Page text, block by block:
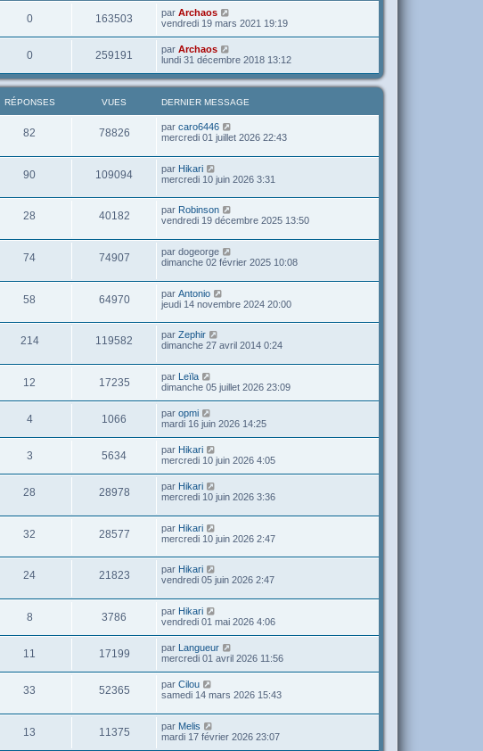
0 163503 par Archaos
vendredi 19 mars 2021 19:19
0 259191 par Archaos
lundi 31 décembre 2018 13:12
RÉPONSES VUES DERNIER MESSAGE
82 78826 par caro6446
mercredi 01 juillet 2026 22:43
90 109094 par Hikari
mercredi 10 juin 2026 3:31
28 40182 par Robinson
vendredi 19 décembre 2025 13:50
74 74907 par dogeorge
dimanche 02 février 2025 10:08
58 64970 par Antonio
jeudi 14 novembre 2024 20:00
214 119582 par Zephir
dimanche 27 avril 2014 0:24
12 17235 par Leïla
dimanche 05 juillet 2026 23:09
4 1066 par opmi
mardi 16 juin 2026 14:25
3 5634 par Hikari
mercredi 10 juin 2026 4:05
28 28978 par Hikari
mercredi 10 juin 2026 3:36
32 28577 par Hikari
mercredi 10 juin 2026 2:47
24 21823 par Hikari
vendredi 05 juin 2026 2:47
8 3786 par Hikari
vendredi 01 mai 2026 4:06
11 17199 par Langueur
mercredi 01 avril 2026 11:56
33 52365 par Cilou
samedi 14 mars 2026 15:43
13 11375 par Melis
mardi 17 février 2026 23:07